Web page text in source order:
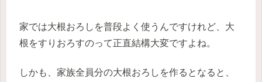
家では大根おろしを普段よく使うんですけれど、大
根をすりおろすのって正直結構大変ですよね。
しかも、家族全員分の大根おろしを作るとなると、